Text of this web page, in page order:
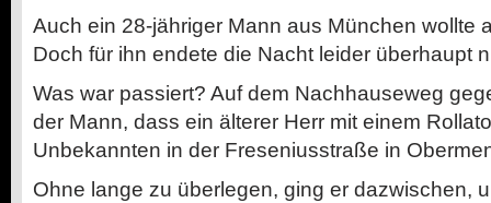
Auch ein 28-jähriger Mann aus München wollte
Doch für ihn endete die Nacht leider überhaupt
Was war passiert? Auf dem Nachhauseweg
der Mann, dass ein älterer Herr mit einem
Unbekannten in der Freseniusstraße in
Ohne lange zu überlegen, ging er dazwischen,